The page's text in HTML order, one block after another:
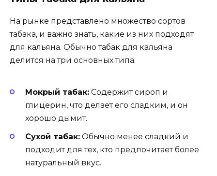
На рынке представлено множество сортов
табака, и важно знать, какие из них подходят
для кальяна. Обычно табак для кальяна
делится на три основных типа:
Мокрый табак: Содержит сироп и
глицерин, что делает его сладким, и он
хорошо дымит.
Сухой табак: Обычно менее сладкий и
подходит для тех, кто предпочитает более
натуральный вкус.